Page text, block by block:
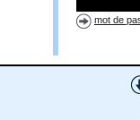
mot de